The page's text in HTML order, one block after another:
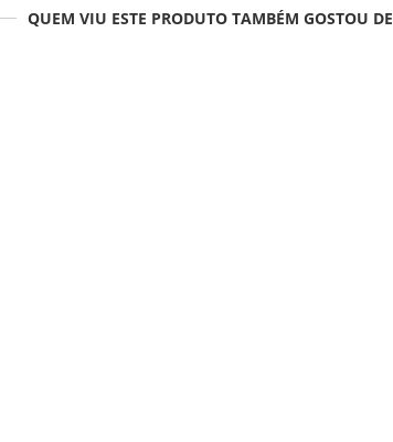
QUEM VIU ESTE PRODUTO TAMBÉM GOSTOU DE